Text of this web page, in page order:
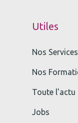
Utiles
Nos Services
Nos
Toute l'actu
Jobs